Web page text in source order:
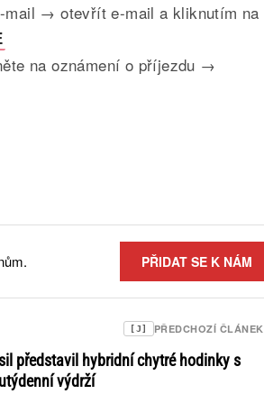
→ otevřít e-mail a kliknutím na
na oznámení o příjezdu →
PŘIDAT SE K NÁM
PŘEDCHOZÍ ČLÁNEK
[J]
představil hybridní chytré hodinky s
výdrží